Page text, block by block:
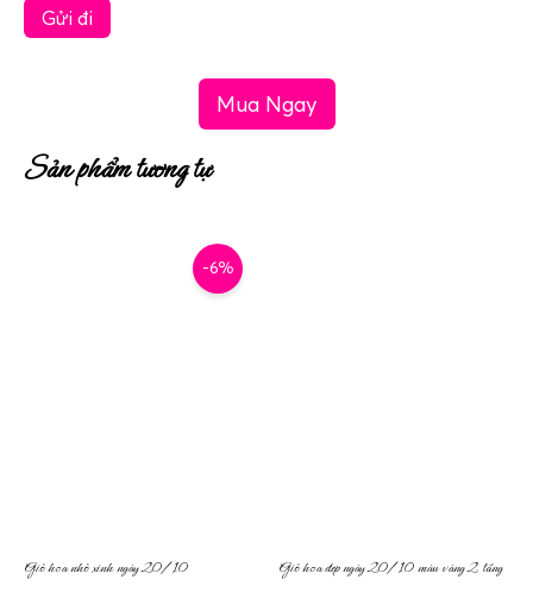
Mua Ngay
Sản phẩm tương tự
-6%
Giỏ hoa nhỏ xinh ngày 20/10 Giỏ hoa đẹp ngày 20/10 màu vàng 2 tầng